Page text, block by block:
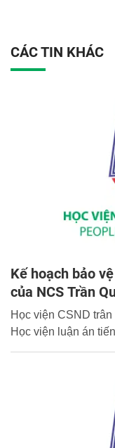
CÁC TIN KHÁC
Kế hoạch bảo
của NCS Trần
Học viện CSND
Học viện luận án